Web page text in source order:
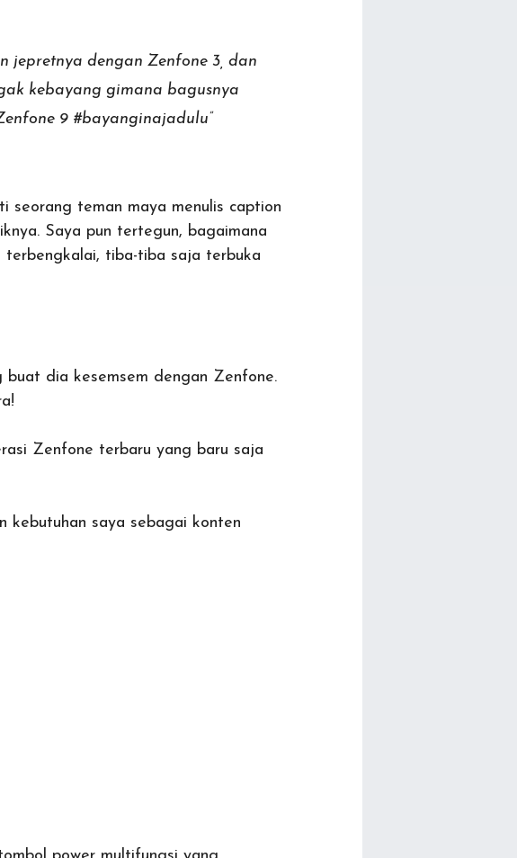
jepretnya dengan Zenfone 3, dan
kebayang gimana bagusnya
9 #bayanginajadulu”
seorang teman maya menulis caption
Saya pun tertegun, bagaimana
terbengkalai, tiba-tiba saja terbuka
dia kesemsem dengan Zenfone.
Zenfone terbaru yang baru saja
kebutuhan saya sebagai konten